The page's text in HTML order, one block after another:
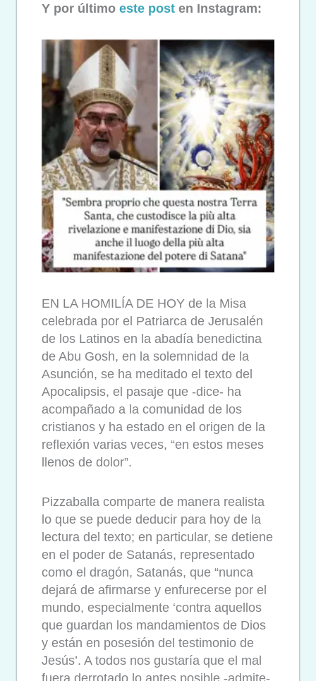
Y por último este post en Instagram:
EN LA HOMILÍA DE HOY de la Misa
celebrada por el Patriarca de Jerusalén
de los Latinos en la abadía benedictina
de Abu Gosh, en la solemnidad de la
Asunción, se ha meditado el texto del
Apocalipsis, el pasaje que -dice- ha
acompañado a la comunidad de los
cristianos y ha estado en el origen de la
reflexión varias veces, “en estos meses
llenos de dolor”.
Pizzaballa comparte de manera realista
lo que se puede deducir para hoy de la
lectura del texto; en particular, se detiene
en el poder de Satanás, representado
como el dragón, Satanás, que “nunca
dejará de afirmarse y enfurecerse por el
mundo, especialmente ‘contra aquellos
que guardan los mandamientos de Dios
y están en posesión del testimonio de
Jesús’. A todos nos gustaría que el mal